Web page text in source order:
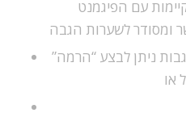
עם הפיגמנט
ומסודר לשערות הגבה
ניתן לבצע “הרמה”
או